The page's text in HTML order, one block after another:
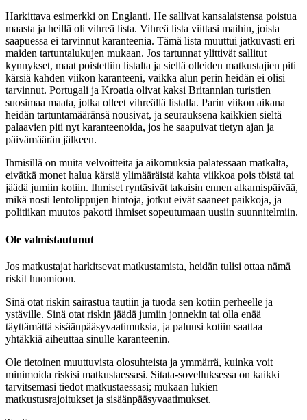
Harkittava esimerkki on Englanti. He sallivat kansalaistensa poistua
maasta ja heillä oli vihreä lista. Vihreä lista viittasi maihin, joista
saapuessa ei tarvinnut karanteenia. Tämä lista muuttui jatkuvasti eri
maiden tartuntalukujen mukaan. Jos tartunnat ylittivät sallitut
kynnykset, maat poistettiin listalta ja siellä olleiden matkustajien piti
kärsiä kahden viikon karanteeni, vaikka alun perin heidän ei olisi
tarvinnut. Portugali ja Kroatia olivat kaksi Britannian turistien
suosimaa maata, jotka olleet vihreällä listalla. Parin viikon aikana
heidän tartuntamääränsä nousivat, ja seurauksena kaikkien sieltä
palaavien piti nyt karanteenoida, jos he saapuivat tietyn ajan ja
päivämäärän jälkeen.
Ihmisillä on muita velvoitteita ja aikomuksia palatessaan matkalta,
eivätkä monet halua kärsiä ylimääräistä kahta viikkoa pois töistä tai
jäädä jumiin kotiin. Ihmiset ryntäsivät takaisin ennen alkamispäivää,
mikä nosti lentolippujen hintoja, jotkut eivät saaneet paikkoja, ja
politiikan muutos pakotti ihmiset sopeutumaan uusiin suunnitelmiin.
Ole valmistautunut
Jos matkustajat harkitsevat matkustamista, heidän tulisi ottaa nämä
riskit huomioon.
Sinä otat riskin sairastua tautiin ja tuoda sen kotiin perheelle ja
ystäville. Sinä otat riskin jäädä jumiin jonnekin tai olla enää
täyttämättä sisäänpääsyvaatimuksia, ja paluusi kotiin saattaa
yhtäkkiä aiheuttaa sinulle karanteenin.
Ole tietoinen muuttuvista olosuhteista ja ymmärrä, kuinka voit
minimoida riskisi matkustaessasi. Sitata-sovelluksessa on kaikki
tarvitsemasi tiedot matkustaessasi; mukaan lukien
matkustusrajoitukset ja sisäänpääsyvaatimukset.